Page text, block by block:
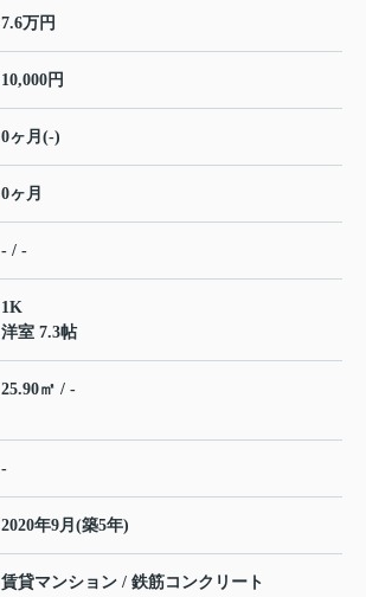
7.6万円
10,000円
0ヶ月(-)
0ヶ月
- / -
1K
洋室 7.3帖
25.90㎡ / -
-
2020年9月(築5年)
賃貸マンション / 鉄筋コンクリート